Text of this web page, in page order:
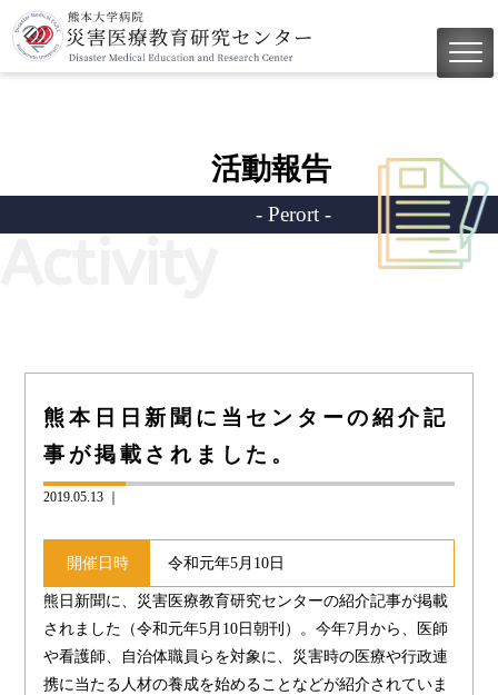
活動報告
- Perort -
熊本日日新聞に当センターの紹介記
事が掲載されました。
2019.05.13 ｜
開催日時 令和元年5月10日
熊日新聞に、災害医療教育研究センターの紹介記事が掲載
されました（令和元年5月10日朝刊）。今年7月から、医師
や看護師、自治体職員らを対象に、災害時の医療や行政連
携に当たる人材の養成を始めることなどが紹介されていま